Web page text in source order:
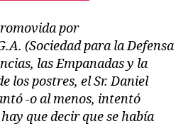
por
(Sociedad para la Defensa
las Empanadas y la
los postres, el Sr. Daniel
-o al menos, intentó
que decir que se había